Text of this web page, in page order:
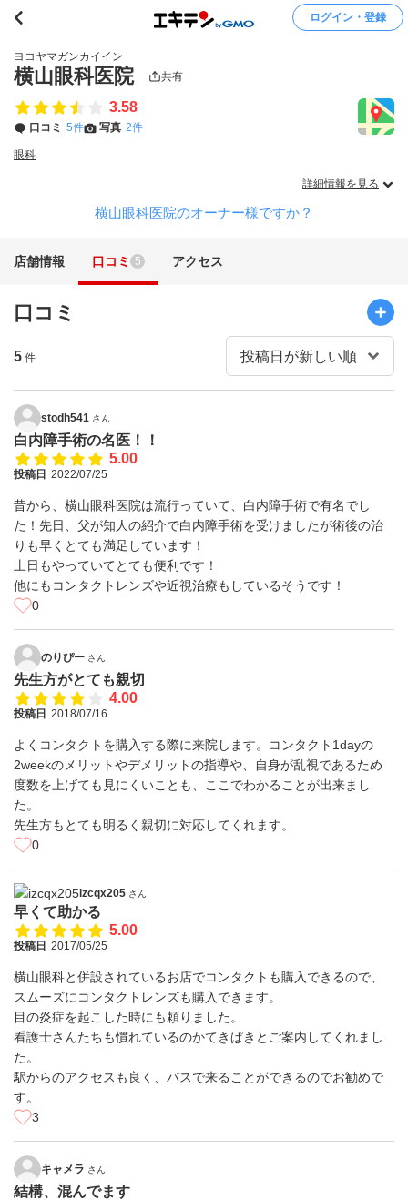
ログイン・登録
ヨコヤマガンカイイン
横山眼科医院 共有
3.58
口コミ 5件 写真 2件
眼科
詳細情報を見る
横山眼科医院のオーナー様ですか？
店舗情報 口コミ 5 アクセス
口コミ
5 件
stodh541 さん
白内障手術の名医！！
5.00
投稿日 2022/07/25
昔から、横山眼科医院は流行っていて、白内障手術で有名でし
た！先日、父が知人の紹介で白内障手術を受けましたが術後の治
りも早くとても満足しています！
土日もやっていてとても便利です！
他にもコンタクトレンズや近視治療もしているそうです！
0
のりぴー さん
先生方がとても親切
4.00
投稿日 2018/07/16
よくコンタクトを購入する際に来院します。コンタクト1dayの
2weekのメリットやデメリットの指導や、自身が乱視であるため
度数を上げても見にくいことも、ここでわかることが出来まし
た。
先生方もとても明るく親切に対応してくれます。
0
izcqx205 さん
早くて助かる
5.00
投稿日 2017/05/25
横山眼科と併設されているお店でコンタクトも購入できるので、
スムーズにコンタクトレンズも購入できます。
目の炎症を起こした時にも頼りました。
看護士さんたちも慣れているのかてきぱきとご案内してくれまし
た。
駅からのアクセスも良く、バスで来ることができるのでお勧めで
す。
3
キャメラ さん
結構、混んでます